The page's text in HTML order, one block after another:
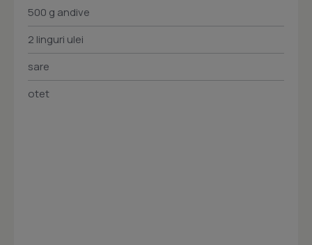
500 g andive
2 linguri ulei
sare
otet